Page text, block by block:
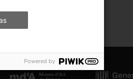
Powered by